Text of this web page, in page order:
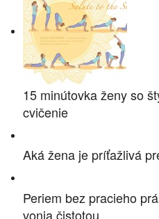
15 minútovka ženy so
cvičenie
Aká žena je príťažlivá
Periem bez pracieho
vonia čistotou